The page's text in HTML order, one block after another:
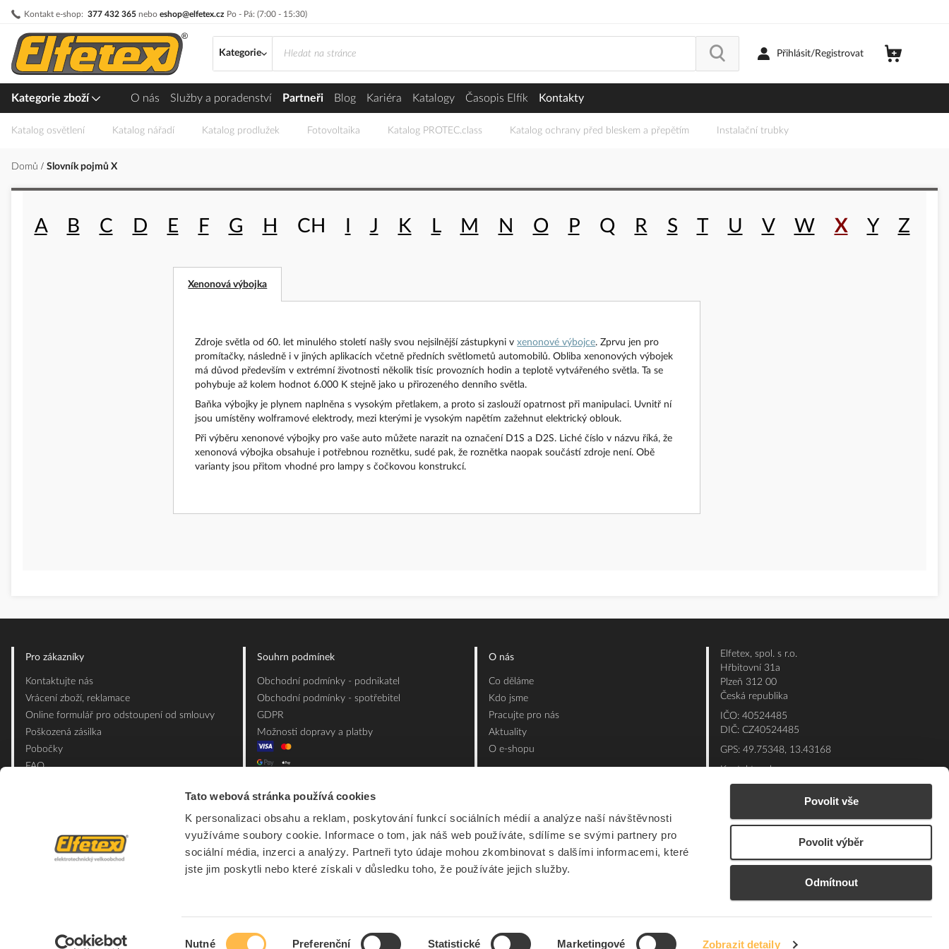
Tato webová stránka používá cookies
K personalizaci obsahu a reklam, poskytování funkcí sociálních médií a analýze naší návštěvnosti
využíváme soubory cookie. Informace o tom, jak náš web používáte, sdílíme se svými partnery pro
sociální média, inzerci a analýzy. Partneři tyto údaje mohou zkombinovat s dalšími informacemi, které
jste jim poskytli nebo které získali v důsledku toho, že používáte jejich služby.
Nutné Preferenční Statistické Marketingové Zobrazit detaily
Povolit vše
Povolit výběr
Odmítnout
Kontakt e-shop: 377 432 365 nebo eshop@elfetex.cz Po - Pá: (7:00 - 15:30)
Přejít
obsah
Kategorie
Přihlásit/Registrovat
Kategorie zboží O nás Služby a poradenství Partneři Blog Kariéra Katalogy Časopis Elfík Kontakty
Katalog osvětlení Katalog nářadí Katalog prodlužek Fotovoltaika Katalog PROTEC.class Katalog ochrany před bleskem a přepětím Instalační trubky
Domů Slovník pojmů X
A B C D E F G H CH J K L M N O PQ R S T U V W X Y Z
Xenonová výbojka
Zdroje světla od 60. let minulého století našly svou nejsilnější zástupkyni vxenonové výbojce. Zprvu jen pro
promítačky, následně i v jiných aplikacích včetně předních světlometů automobilů. Obliba xenonových výbojek
má důvod především v extrémní životnosti několik tisíc provozních hodin a teplotě vytvářeného světla. Ta se
pohybuje až kolem hodnot 6.000 K stejně jako u přirozeného denního světla.
Baňka výbojky je plynem naplněna s vysokým přetlakem, a proto si zaslouží opatrnost při manipulaci. Uvnitř ní
jsou umístěny wolframové elektrody, mezi kterými je vysokým napětím zažehnut elektrický oblouk.
Při výběru xenonové výbojky pro vaše auto můžete narazit na označení D1S a D2S. Liché číslo v názvu říká, že
xenonová výbojka obsahuje i potřebnou roznětku, sudé pak, že roznětka naopak součástí zdroje není. Obě
varianty jsou přitom vhodné pro lampy s čočkovou konstrukcí.
Pro zákazníky
Kontaktujte nás
Vrácení zboží, reklamace
Online formulář pro odstoupení od smlouvy
Poškozená zásilka
Pobočky
FAQ
Souhrn podmínek
Obchodní podmínky - podnikatel
Obchodní podmínky - spotřebitel
GDPR
Možnosti dopravy a platby
O nás
Co děláme
Kdo jsme
Pracujte pro nás
Aktuality
O e-shopu
Elfetex, spol. s r.o.
Hřbitovní 31a
Plzeň 312 00
Česká republika
IČO: 40524485
DIČ: CZ40524485
GPS: 49.75348, 13.43168
Kontakt e-shop:
Po - Pá: 7:00 - 15:30
377 432 365
Technická podpora: 377 432 311
eshop@elfetex.cz